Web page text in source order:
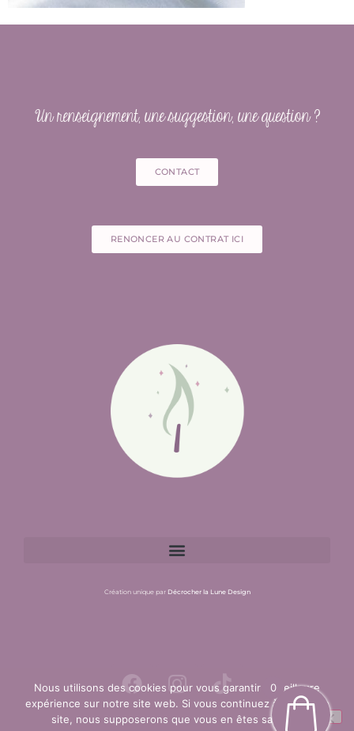
Création unique par Décrocher la Lune Design
Un renseignement, une suggestion, une question ?
CONTACT
RENONCER AU CONTRAT ICI
0
0
Nous utilisons des cookies pour vous garantir la meilleure
expérience sur notre site web. Si vous continuez à utiliser ce
site, nous supposerons que vous en êtes satisfait.